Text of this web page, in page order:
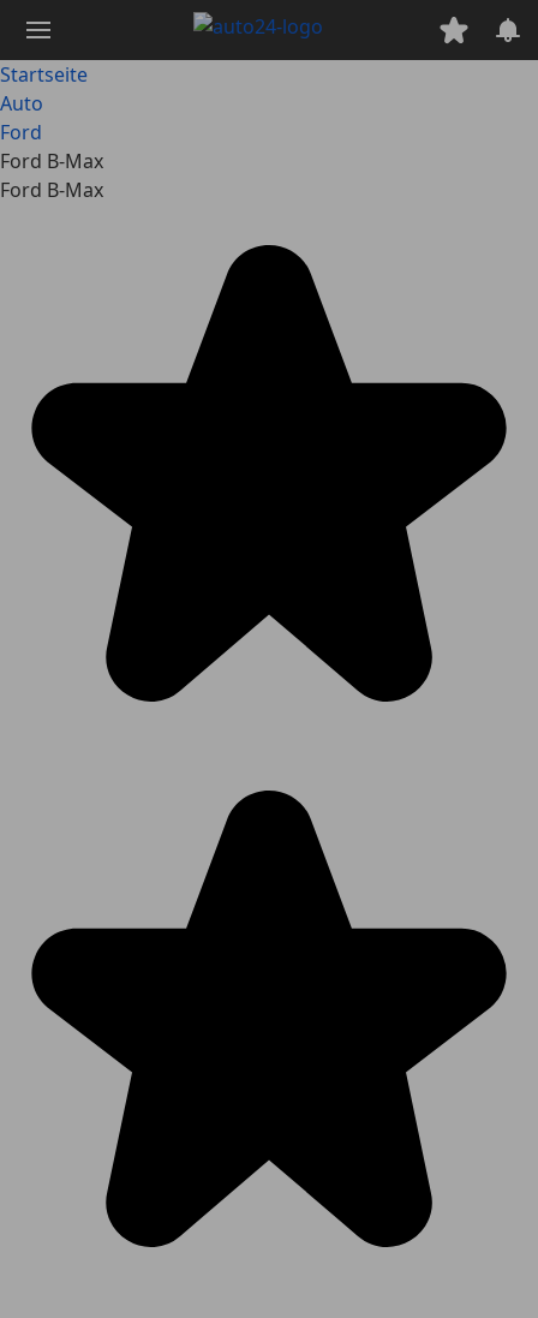
Hauptinhalt
springen
Startseite
Auto
Ford
Ford B-Max
Ford B-Max